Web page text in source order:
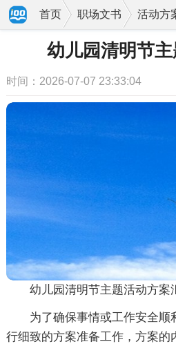
首页 职场文书 活动方
幼儿园清明节
时间：2026-07-07 23:33:04
幼儿园清明节主题活动方案
为了确保事情或工作安全顺
行细致的方案准备工作，方案的